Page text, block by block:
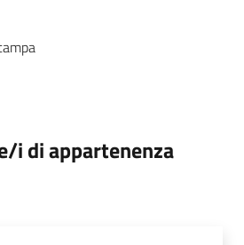
i di appartenenza